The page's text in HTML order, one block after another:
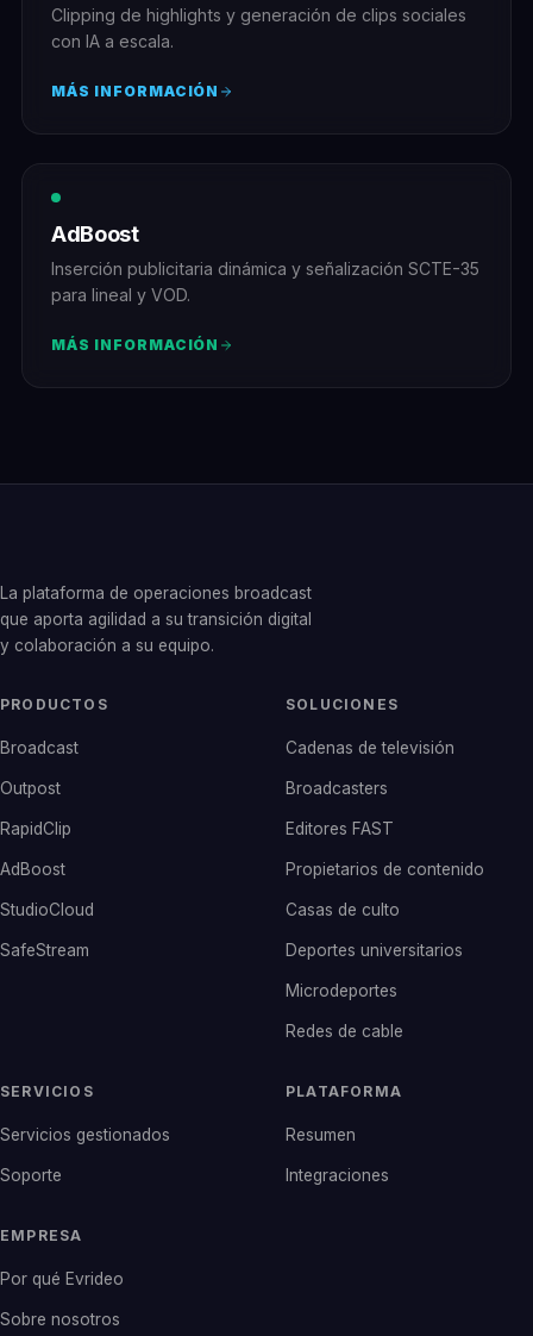
Clipping de highlights y generación de clips sociales
con IA a escala.
MÁS INFORMACIÓN
AdBoost
Inserción publicitaria dinámica y señalización SCTE-35
para lineal y VOD.
MÁS INFORMACIÓN
La plataforma de operaciones broadcast
que aporta agilidad a su transición digital
y colaboración a su equipo.
PRODUCTOS
Broadcast
Outpost
RapidClip
AdBoost
StudioCloud
SafeStream
SOLUCIONES
Cadenas de televisión
Broadcasters
Editores FAST
Propietarios de contenido
Casas de culto
Deportes universitarios
Microdeportes
Redes de cable
SERVICIOS
Servicios gestionados
Soporte
PLATAFORMA
Resumen
Integraciones
EMPRESA
Por qué Evrideo
Sobre nosotros